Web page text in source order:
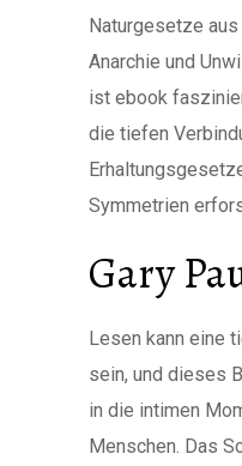
Naturgesetze
Anarchie und
ist ebook
die tiefen
Symmetrien
Gary
Lesen kann eine
sein, und dieses
in die intimen
Menschen. Das